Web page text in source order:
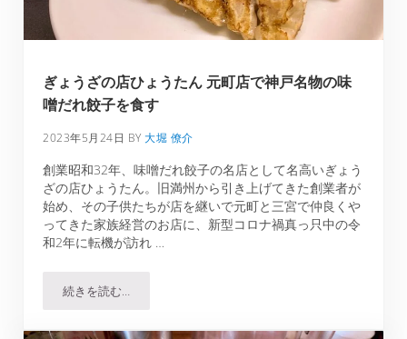
ぎょうざの店ひょうたん 元町店で神戸名物の味
噌だれ餃子を食す
2023年5月24日 BY大堀 僚介
創業昭和32年、味噌だれ餃子の名店として名高いぎょう
ざの店ひょうたん。旧満州から引き上げてきた創業者が
始め、その子供たちが店を継いで元町と三宮で仲良くや
ってきた家族経営のお店に、新型コロナ禍真っ只中の令
和2年に転機が訪れ …
続きを読む…ぎょうざの店ひょうたん 元町店で神戸名物の味噌だれ餃